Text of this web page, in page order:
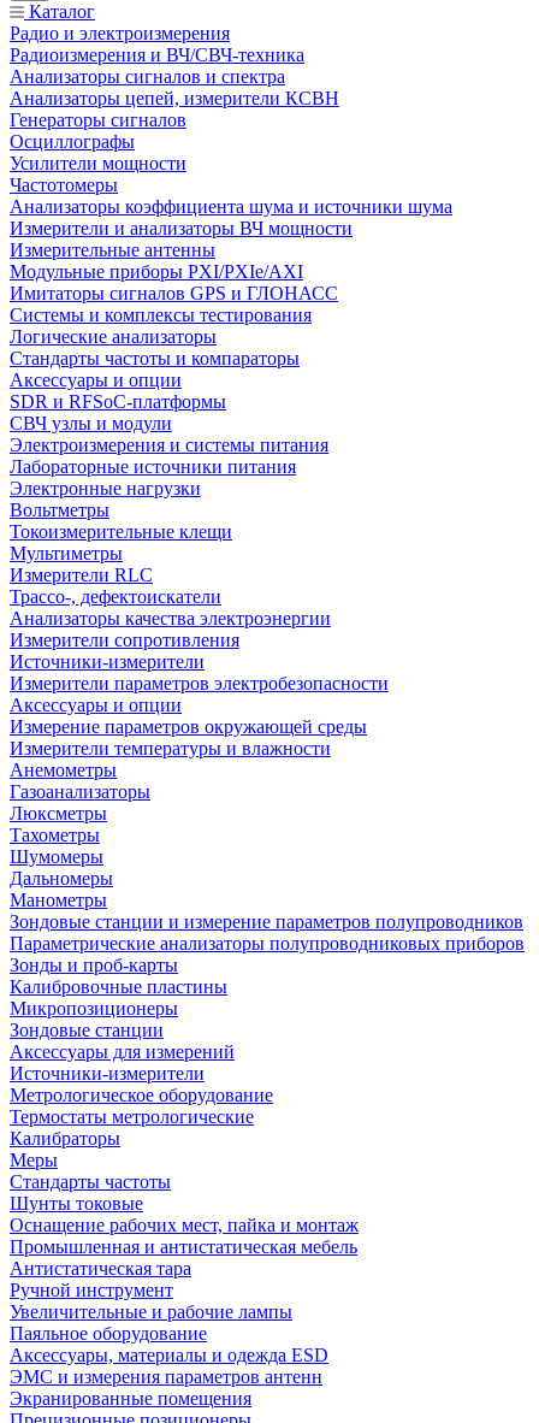
Каталог
Радио и электроизмерения
Радиоизмерения и ВЧ/СВЧ-техника
Анализаторы сигналов и спектра
Анализаторы цепей, измерители КСВН
Генераторы сигналов
Осциллографы
Усилители мощности
Частотомеры
Анализаторы коэффициента шума и источники шума
Измерители и анализаторы ВЧ мощности
Измерительные антенны
Модульные приборы PXI/PXIe/AXI
Имитаторы сигналов GPS и ГЛОНАСС
Системы и комплексы тестирования
Логические анализаторы
Стандарты частоты и компараторы
Аксессуары и опции
SDR и RFSoC‑платформы
СВЧ узлы и модули
Электроизмерения и системы питания
Лабораторные источники питания
Электронные нагрузки
Вольтметры
Токоизмерительные клещи
Мультиметры
Измерители RLC
Трассо-, дефектоискатели
Анализаторы качества электроэнергии
Измерители сопротивления
Источники-измерители
Измерители параметров электробезопасности
Аксессуары и опции
Измерение параметров окружающей среды
Измерители температуры и влажности
Анемометры
Газоанализаторы
Люксметры
Тахометры
Шумомеры
Дальномеры
Манометры
Зондовые станции и измерение параметров полупроводников
Параметрические анализаторы полупроводниковых приборов
Зонды и проб-карты
Калибровочные пластины
Микропозиционеры
Зондовые станции
Аксессуары для измерений
Источники-измерители
Метрологическое оборудование
Термостаты метрологические
Калибраторы
Меры
Стандарты частоты
Шунты токовые
Оснащение рабочих мест, пайка и монтаж
Промышленная и антистатическая мебель
Антистатическая тара
Ручной инструмент
Увеличительные и рабочие лампы
Паяльное оборудование
Аксессуары, материалы и одежда ESD
ЭМС и измерения параметров антенн
Экранированные помещения